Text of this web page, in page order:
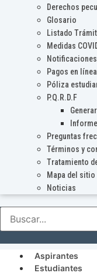
Derechos
Glosario
Listado
Medidas
Pagos en línea
Póliza
P.Q.R.D.F
Preguntas
Términos y
Tratamiento
Mapa del sitio
Noticias
Aspirantes
Estudiantes